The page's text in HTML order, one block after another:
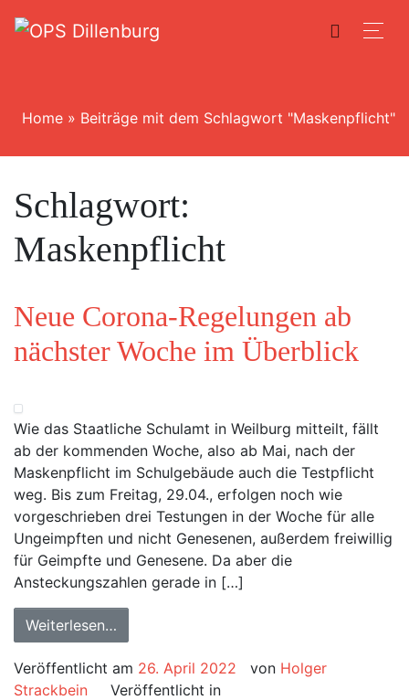
Home » Beiträge mit dem Schlagwort "Maskenpflicht"
Schlagwort:
Maskenpflicht
Neue Corona-Regelungen ab
nächster Woche im Überblick
Wie das Staatliche Schulamt in Weilburg mitteilt, fällt
ab der kommenden Woche, also ab Mai, nach der
Maskenpflicht im Schulgebäude auch die Testpflicht
weg. Bis zum Freitag, 29.04., erfolgen noch wie
vorgeschrieben drei Testungen in der Woche für alle
Ungeimpften und nicht Genesenen, außerdem freiwillig
für Geimpfte und Genesene. Da aber die
Ansteckungszahlen gerade in […]
Weiterlesen…
Veröffentlicht am 26. April 2022 von Holger
Strackbein
Veröffentlicht in